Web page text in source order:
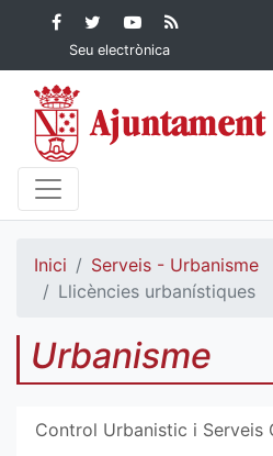
Contingut principalFacebook
Ajuntament de Dénia
Twitter
Ajuntament de
Dénia
YouTube
Ajuntament
de Dénia
Ajuntament
Seu electrònica
Inici
Serveis - Urbanisme
Llicències urbanístiques
Urbanisme
Control Urbanistic i Serveis